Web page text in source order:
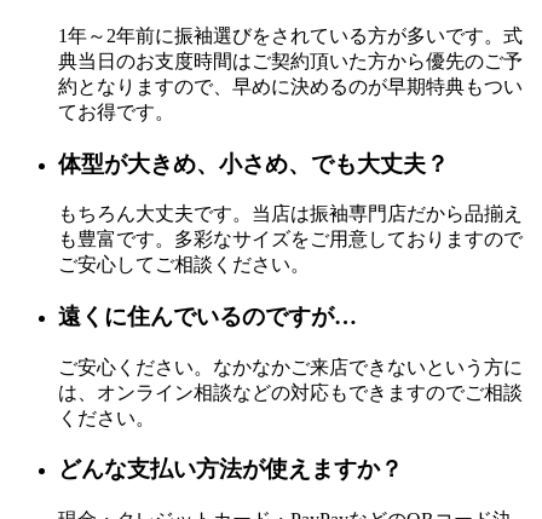
1年～2年前に振袖選びをされている方が多いです。式
典当日のお支度時間はご契約頂いた方から優先のご予
約となりますので、早めに決めるのが早期特典もつい
てお得です。
体型が大きめ、小さめ、でも大丈夫？
もちろん大丈夫です。当店は振袖専門店だから品揃え
も豊富です。多彩なサイズをご用意しておりますので
ご安心してご相談ください。
遠くに住んでいるのですが…
ご安心ください。なかなかご来店できないという方に
は、オンライン相談などの対応もできますのでご相談
ください。
どんな支払い方法が使えますか？